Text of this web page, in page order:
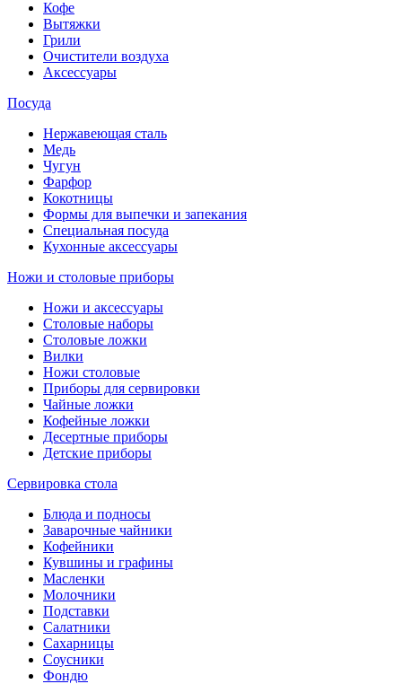
Кофе
Вытяжки
Грили
Очистители воздуха
Аксессуары
Посуда
Нержавеющая сталь
Медь
Чугун
Фарфор
Кокотницы
Формы для выпечки и запекания
Специальная посуда
Кухонные аксессуары
Ножи и столовые приборы
Ножи и аксессуары
Столовые наборы
Столовые ложки
Вилки
Ножи столовые
Приборы для сервировки
Чайные ложки
Кофейные ложки
Десертные приборы
Детские приборы
Сервировка стола
Блюда и подносы
Заварочные чайники
Кофейники
Кувшины и графины
Масленки
Молочники
Подставки
Салатники
Сахарницы
Соусники
Фондю